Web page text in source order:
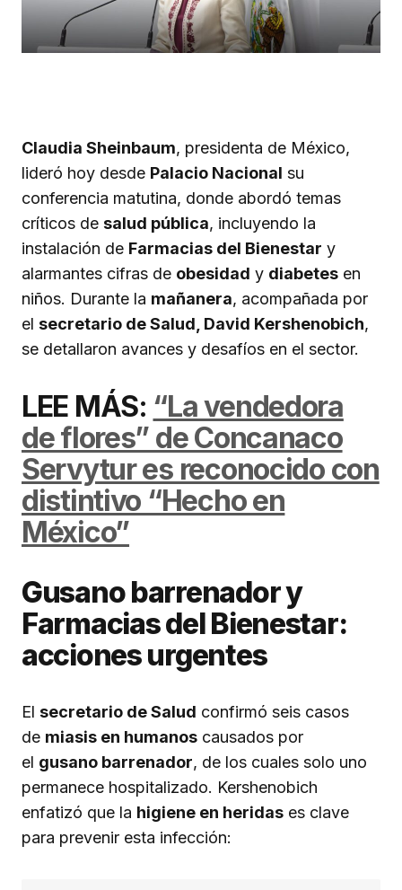
Claudia Sheinbaum, presidenta de México,
lideró hoy desde Palacio Nacional su
conferencia matutina, donde abordó temas
críticos de salud pública, incluyendo la
instalación de Farmacias del Bienestar y
alarmantes cifras de obesidad y diabetes en
niños. Durante la mañanera, acompañada por
el secretario de Salud, David Kershenobich,
se detallaron avances y desafíos en el sector.
LEE MÁS: “La vendedora
de flores” de Concanaco
Servytur es reconocido con
distintivo “Hecho en
México”
Gusano barrenador y
Farmacias del Bienestar:
acciones urgentes
El secretario de Salud confirmó seis casos
de miasis en humanos causados por
el gusano barrenador, de los cuales solo uno
permanece hospitalizado. Kershenobich
enfatizó que la higiene en heridas es clave
para prevenir esta infección: